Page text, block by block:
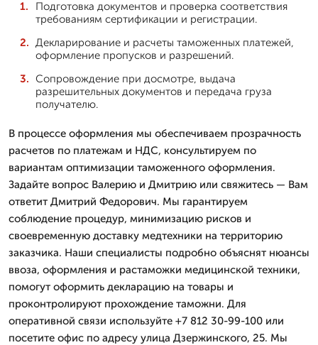
Подготовка документов и проверка соответствия
требованиям сертификации и регистрации.
Декларирование и расчеты таможенных платежей,
оформление пропусков и разрешений.
Сопровождение при досмотре, выдача
разрешительных документов и передача груза
получателю.
В процессе оформления мы обеспечиваем прозрачность
расчетов по платежам и НДС, консультируем по
вариантам оптимизации таможенного оформления.
Задайте вопрос Валерию и Дмитрию или свяжитесь — Вам
ответит Дмитpий Федорович. Мы гарантируем
соблюдение процедур, минимизацию рисков и
своевременную доставку медтехники на территорию
заказчика. Наши специалисты подробно объяснят нюансы
ввоза, оформления и растаможки медицинской техники,
помогут оформить декларацию на товары и
проконтролируют прохождение таможни. Для
оперативной связи используйте +7 812 30-99-100 или
посетите офис по адресу улица Дзержинского, 25. Мы